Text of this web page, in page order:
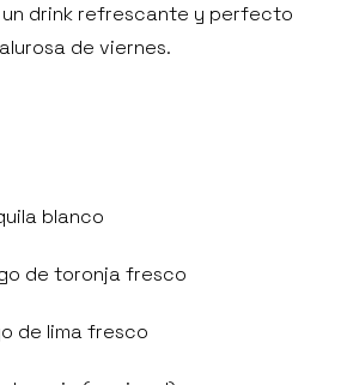
drink refrescante y perfecto
de viernes.
blanco
de toronja fresco
de lima fresco